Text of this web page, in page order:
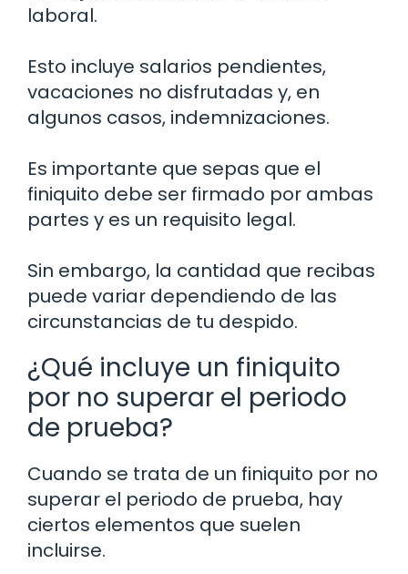
laboral.
Esto incluye salarios pendientes,
vacaciones no disfrutadas y, en
algunos casos, indemnizaciones.
Es importante que sepas que el
finiquito debe ser firmado por ambas
partes y es un requisito legal.
Sin embargo, la cantidad que recibas
puede variar dependiendo de las
circunstancias de tu despido.
¿Qué incluye un finiquito
por no superar el periodo
de prueba?
Cuando se trata de un finiquito por no
superar el periodo de prueba, hay
ciertos elementos que suelen
incluirse.